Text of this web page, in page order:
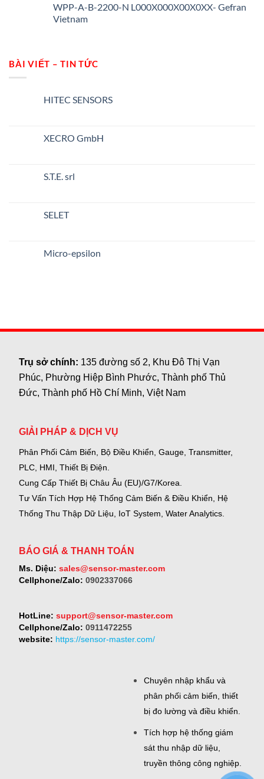
WPP-A-B-2200-N L000X000X00X0XX- Gefran
Vietnam
BÀI VIẾT – TIN TỨC
HITEC SENSORS
luận
ở
XECRO GmbH
luận
ở
S.T.E. srl
luận
ở
SELET
luận
ởMicro-epsilon
Trụ sở chính: 135 đường số 2, Khu Đô Thị Vạn
Phúc, Phường Hiệp Bình Phước, Thành phố Thủ
Đức, Thành phố Hồ Chí Minh, Việt Nam
GIẢI PHÁP & DỊCH VỤ
Phân Phối Cảm Biến, Bộ Điều Khiển, Gauge, Transmitter,
PLC, HMI, Thiết Bị Điện.
Cung Cấp Thiết Bị Châu Âu (EU)/G7/Korea.
Tư Vấn Tích Hợp Hệ Thống Cảm Biến & Điều Khiển, Hệ
Thống Thu Thập Dữ Liệu, IoT System, Water Analytics.
BÁO GIÁ & THANH TOÁN
Ms. Diệu: sales@sensor-master.com
Cellphone/Zalo: 0902337066
HotLine: support@sensor-master.com
Cellphone/Zalo: 0911472255
website: https://sensor-master.com/
Chuyên nhập khẩu và
phân phối cảm biến, thiết
bị đo lường và điều khiển.
Tích hợp hệ thống giám
sát thu nhập dữ liệu,
truyền thông công nghiệp.